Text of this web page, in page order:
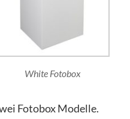
White Fotobox
Fotobox Modelle.